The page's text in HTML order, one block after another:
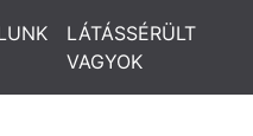
LÁTÁSSÉRÜLT
VAGYOK